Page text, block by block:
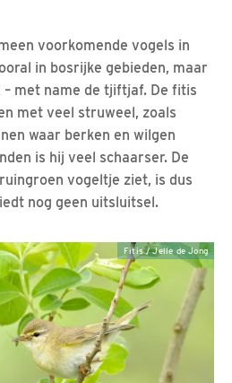
voorkomende vogels in
in bosrijke gebieden, maar
met name de tjiftjaf. De fitis
met veel struweel, zoals
waar berken en wilgen
is hij veel schaarser. De
vogeltje ziet, is dus
nog geen uitsluitsel.
Fitis / Jelle de Jong